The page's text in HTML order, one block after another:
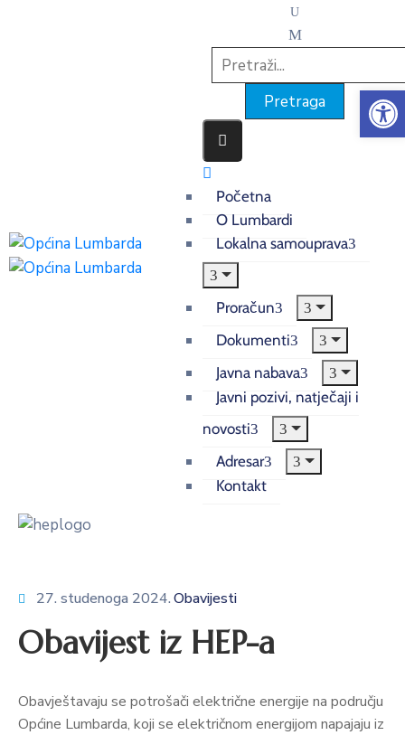
Početna
O Lumbardi
Lokalna samouprava
Proračun
Dokumenti
Javna nabava
Javni pozivi, natječaji i
novosti
Adresar
Kontakt
27. studenoga 2024.Obavijesti
Obavijest iz HEP-a
Obavještavaju se potrošači električne energije na području
Općine Lumbarda, koji se električnom energijom napajaju iz